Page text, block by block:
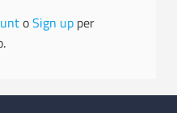
oSign up per